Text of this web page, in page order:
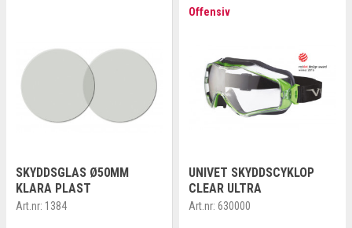
SKYDDSGLAS Ø50MM
KLARA PLAST
Art.nr: 1384
Offensiv
UNIVET SKYDDSCYKLOP
CLEAR ULTRA
Art.nr: 630000